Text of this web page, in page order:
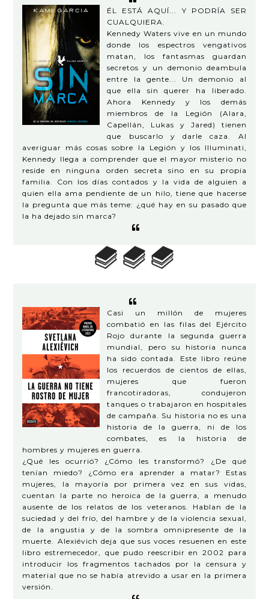
ÉL ESTÁ AQUÍ... Y PODRÍA SER
CUALQUIERA.
Kennedy Waters vive en un mundo
donde los espectros vengativos
matan, los fantasmas guardan
secretos y un demonio deambula
entre la gente... Un demonio al
que ella sin querer ha liberado.
Ahora Kennedy y los demás
miembros de la Legión (Alara,
Capellán, Lukas y Jared) tienen
que buscarlo y darle caza. Al
averiguar más cosas sobre la Legión y los Illuminati,
Kennedy llega a comprender que el mayor misterio no
reside en ninguna orden secreta sino en su propia
familia. Con los días contados y la vida de alguien a
quien ella ama pendiente de un hilo, tiene que hacerse
la pregunta que más teme: ¿qué hay en su pasado que
la ha dejado sin marca?
Casi un millón de mujeres
combatió en las filas del Ejército
Rojo durante la segunda guerra
mundial, pero su historia nunca
ha sido contada. Este libro reúne
los recuerdos de cientos de ellas,
mujeres que fueron
francotiradoras, condujeron
tanques o trabajaron en hospitales
de campaña. Su historia no es una
historia de la guerra, ni de los
combates, es la historia de
hombres y mujeres en guerra.
¿Qué les ocurrió? ¿Cómo les transformó? ¿De qué
tenían miedo? ¿Cómo era aprender a matar? Estas
mujeres, la mayoría por primera vez en sus vidas,
cuentan la parte no heroica de la guerra, a menudo
ausente de los relatos de los veteranos. Hablan de la
suciedad y del frío, del hambre y de la violencia sexual,
de la angustia y de la sombra omnipresente de la
muerte. Alexiévich deja que sus voces resuenen en este
libro estremecedor, que pudo reescribir en 2002 para
introducir los fragmentos tachados por la censura y
material que no se había atrevido a usar en la primera
versión.